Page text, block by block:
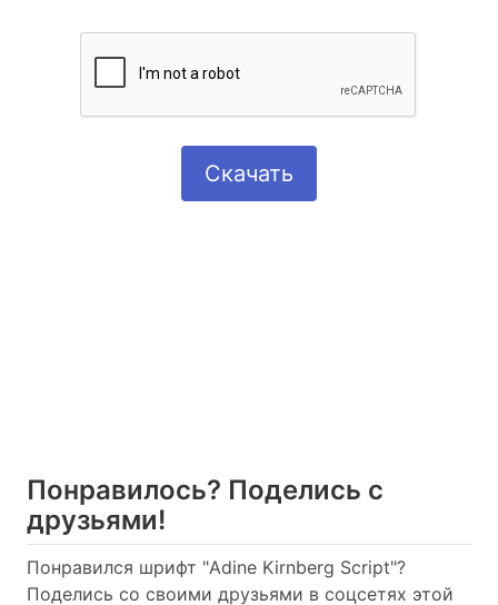
Скачать
Понравилось? Поделись с
друзьями!
Понравился шрифт "Adine Kirnberg Script"?
Поделись со своими друзьями в соцсетях этой